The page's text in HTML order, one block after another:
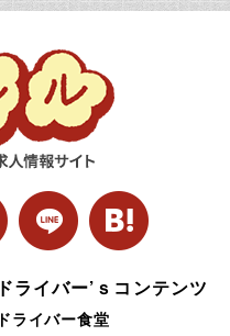
ドライバー’ｓコンテンツ
ドライバー食堂